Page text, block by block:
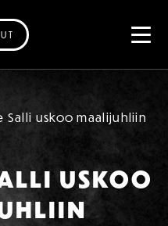
Salli uskoo maalijuhliin
USKOO